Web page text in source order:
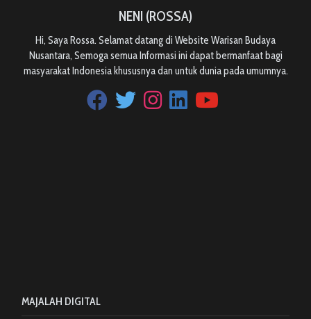
NENI (ROSSA)
Hi, Saya Rossa. Selamat datang di Website Warisan Budaya
Nusantara, Semoga semua Informasi ini dapat bermanfaat bagi
masyarakat Indonesia khususnya dan untuk dunia pada umumnya.
MAJALAH DIGITAL